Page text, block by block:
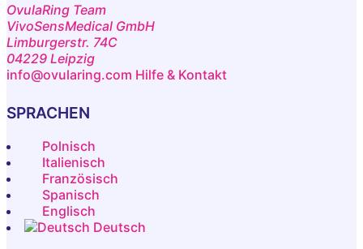
OvulaRing Team
VivoSensMedical GmbH
Limburgerstr. 74C
04229 Leipzig
info@ovularing.com Hilfe & Kontakt
SPRACHEN
Polnisch
Italienisch
Französisch
Spanisch
Englisch
Deutsch